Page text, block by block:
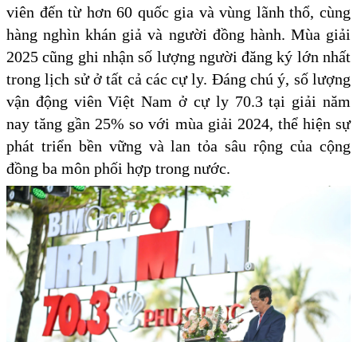
viên đến từ hơn 60 quốc gia và vùng lãnh thổ, cùng
hàng nghìn khán giả và người đồng hành. Mùa giải
2025 cũng ghi nhận số lượng người đăng ký lớn nhất
trong lịch sử ở tất cả các cự ly. Đáng chú ý, số lượng
vận động viên Việt Nam ở cự ly 70.3 tại giải năm
nay tăng gần 25% so với mùa giải 2024, thể hiện sự
phát triển bền vững và lan tỏa sâu rộng của cộng
đồng ba môn phối hợp trong nước.